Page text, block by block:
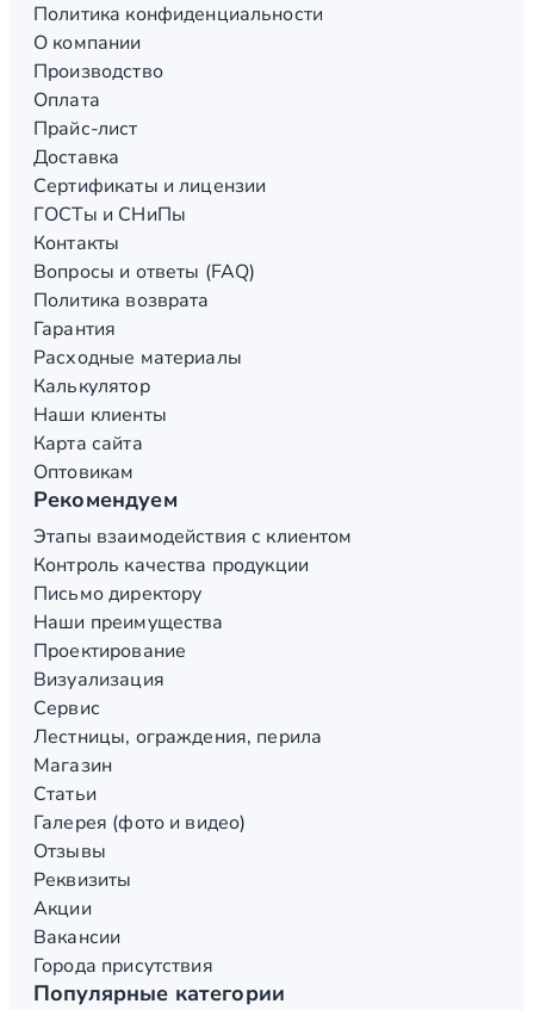
Политика конфиденциальности
О компании
Производство
Оплата
Прайс-лист
Доставка
Сертификаты и лицензии
ГОСТы и СНиПы
Контакты
Вопросы и ответы (FAQ)
Политика возврата
Гарантия
Расходные материалы
Калькулятор
Наши клиенты
Карта сайта
Оптовикам
Рекомендуем
Этапы взаимодействия с клиентом
Контроль качества продукции
Письмо директору
Наши преимущества
Проектирование
Визуализация
Сервис
Лестницы, ограждения, перила
Магазин
Статьи
Галерея (фото и видео)
Отзывы
Реквизиты
Акции
Вакансии
Города присутствия
Популярные категории